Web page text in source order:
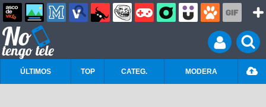
ÚLTIMOS TOP CATEG. MODERA